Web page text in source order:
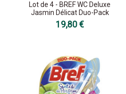
Lot de 4 - BREF WC Deluxe
Jasmin Délicat Duo-Pack
19,80 €